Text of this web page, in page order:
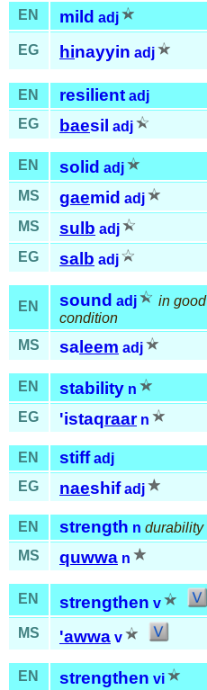
EN mild adj
EG hinayyin adj
EN resilient adj
EG
baesil adj
EN solid adj
MS
gaemid adj
MS sulb adj
EG salb adj
EN sound adj
in good
condition
MS
sa leem adj
EN stability n
EG
'istaqraar n
EN stiff adj
EG
naeshif adj
EN strength n durability
MS
quwwa n
EN strengthen v
MS
'awwa v
EN strengthen vi